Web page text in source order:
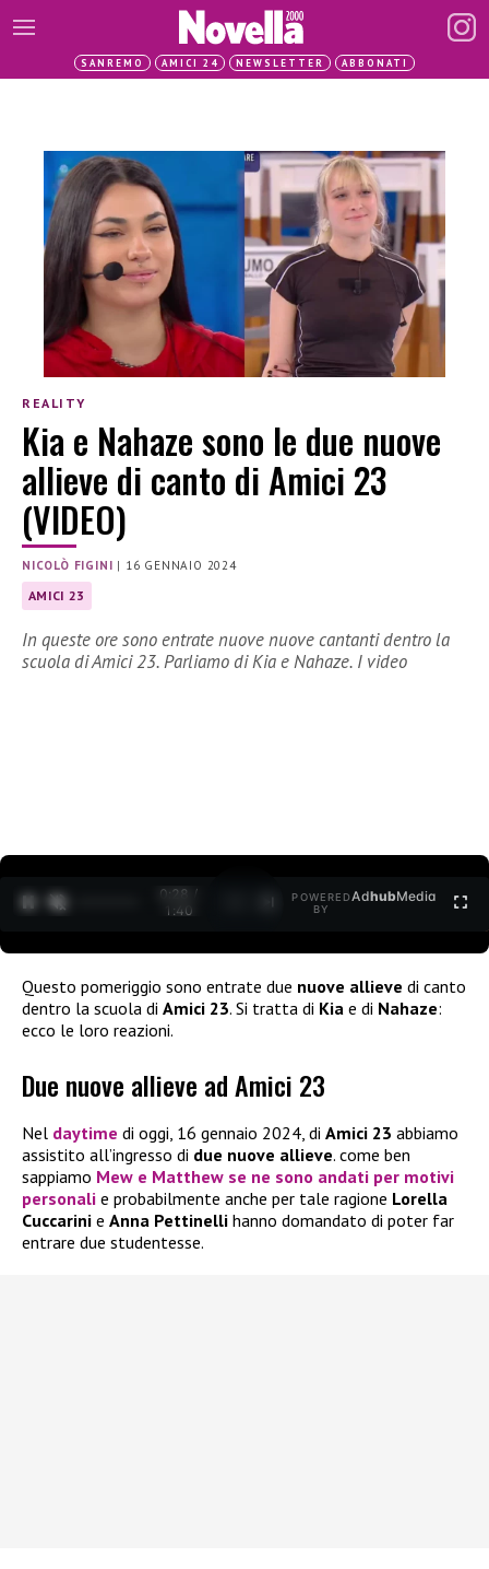
SANREMO AMICI 24 NEWSLETTER ABBONATI
REALITY
Kia e Nahaze sono le due nuove
allieve di canto di Amici 23
(VIDEO)
NICOLÒ FIGINI | 16 GENNAIO 2024
AMICI 23
In queste ore sono entrate nuove nuove cantanti dentro la
scuola di Amici 23. Parliamo di Kia e Nahaze. I video
0:30 /
1:40
POWERED
BY
AdhubMedia
Questo pomeriggio sono entrate due nuove allieve di canto
dentro la scuola di Amici 23. Si tratta di Kia e di Nahaze:
ecco le loro reazioni.
Due nuove allieve ad Amici 23
Nel daytime di oggi, 16 gennaio 2024, di Amici 23 abbiamo
assistito all’ingresso di due nuove allieve. come ben
sappiamo Mew e Matthew se ne sono andati per motivi
personali e probabilmente anche per tale ragione Lorella
Cuccarini e Anna Pettinelli hanno domandato di poter far
entrare due studentesse.